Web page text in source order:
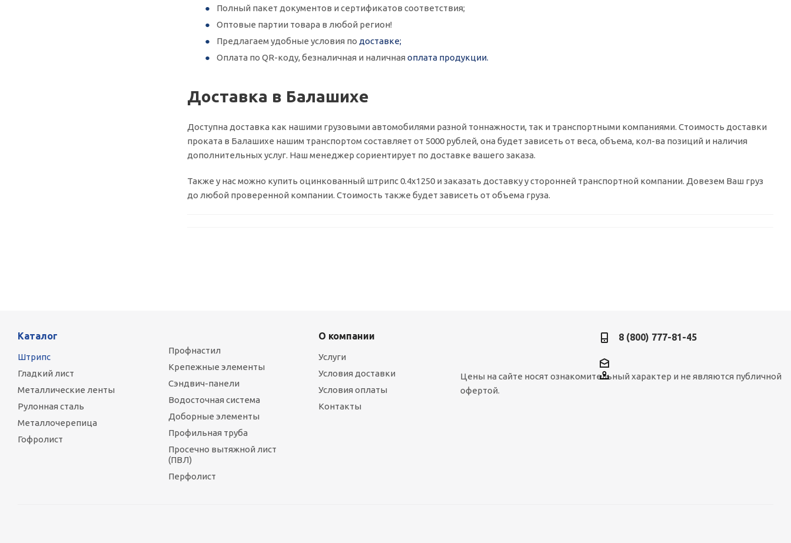
Полный пакет документов и сертификатов соответствия;
Оптовые партии товара в любой регион!
Предлагаем удобные условия по доставке;
Оплата по QR-коду, безналичная и наличная оплата продукции.
Доставка в Балашихе
Доступна доставка как нашими грузовыми автомобилями разной тоннажности, так и транспортными компаниями. Стоимость доставки
проката в Балашихе нашим транспортом составляет от 5000 рублей, она будет зависеть от веса, объема, кол-ва позиций и наличия
дополнительных услуг. Наш менеджер сориентирует по доставке вашего заказа.
Также у нас можно купить оцинкованный штрипс 0.4х1250 и заказать доставку у сторонней транспортной компании. Довезем Ваш груз
до любой проверенной компании. Стоимость также будет зависеть от объема груза.
Каталог
Штрипс
Гладкий лист
Металлические ленты
Рулонная сталь
Металлочерепица
Гофролист
Профнастил
Крепежные элементы
Сэндвич-панели
Водосточная система
Доборные элементы
Профильная труба
Просечно вытяжной лист
(ПВЛ)
Перфолист
О компании
Услуги
Условия доставки
Условия оплаты
Контакты
8 (800) 777-81-45
Цены на сайте носят ознакомительный характер и не являются публичной
офертой.